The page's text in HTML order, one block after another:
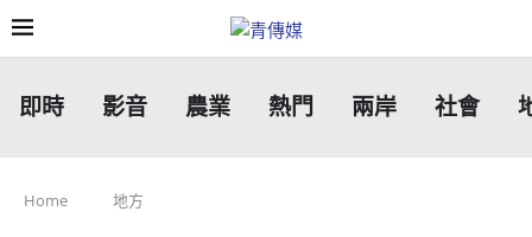
即時 影音 農業 熱門 兩岸 社會
Home 地方